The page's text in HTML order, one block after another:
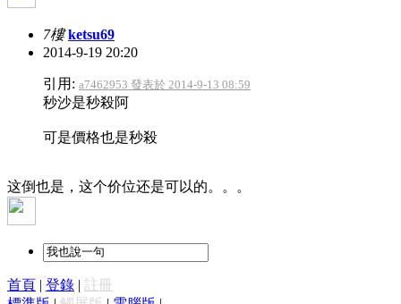
7樓 ketsu69
2014-9-19 20:20
引用: a7462953 發表於 2014-9-13 08:59
秒沙是秒殺阿
可是價格也是秒殺
这倒也是，这个价位还是可以的。。。
首頁 | 登錄 | 註冊